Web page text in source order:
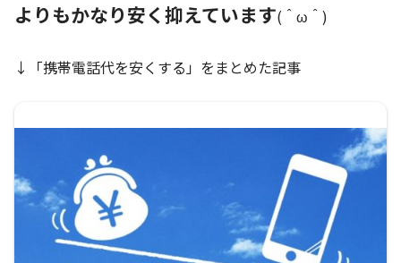
よりもかなり安く抑えています(＾ω＾)
↓「携帯電話代を安くする」をまとめた記事